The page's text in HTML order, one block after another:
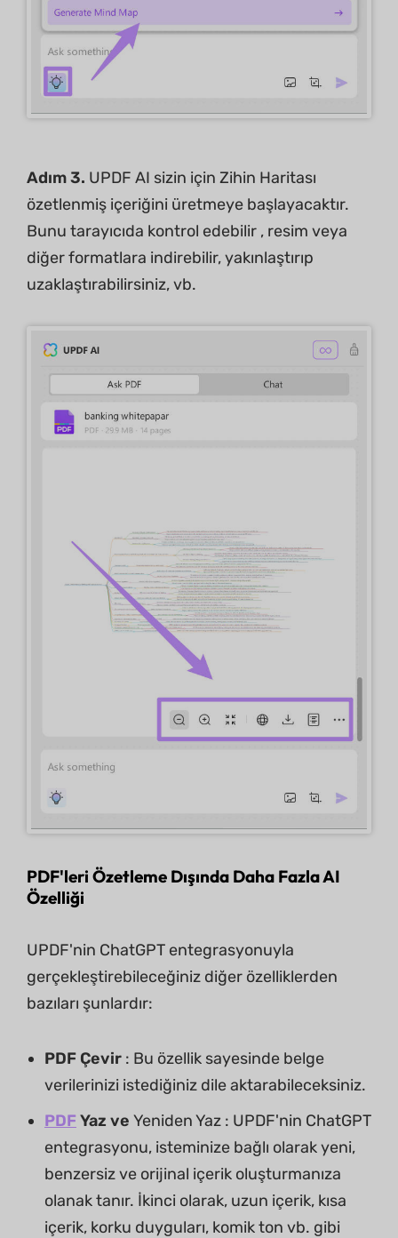
Adım 3. UPDF AI sizin için Zihin Haritası
özetlenmiş içeriğini üretmeye başlayacaktır.
Bunu tarayıcıda kontrol edebilir , resim veya
diğer formatlara indirebilir, yakınlaştırıp
uzaklaştırabilirsiniz, vb.
PDF'leri Özetleme Dışında Daha Fazla AI
Özelliği
UPDF'nin ChatGPT entegrasyonuyla
gerçekleştirebileceğiniz diğer özelliklerden
bazıları şunlardır:
PDF Çevir : Bu özellik sayesinde belge
verilerinizi istediğiniz dile aktarabileceksiniz.
PDFYaz ve Yeniden Yaz : UPDF'nin ChatGPT
entegrasyonu, isteminize bağlı olarak yeni,
benzersiz ve orijinal içerik oluşturmanıza
olanak tanır. İkinci olarak, uzun içerik, kısa
içerik, korku duyguları, komik ton vb. gibi